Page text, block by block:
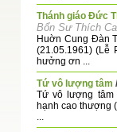
Thánh giáo Đức
Bổn Sư Thích
Huờn Cung Đàn
(21.05.1961) (Lễ
hưởng ơn ...
Tứ vô lượng tâm
Tứ vô lượng
hạnh cao thượng
...